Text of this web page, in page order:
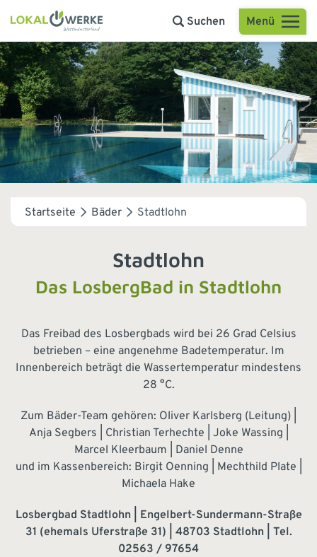
Suchen Menü
Startseite Bäder Stadtlohn
Stadtlohn
Das LosbergBad in Stadtlohn
Das Freibad des Losbergbads wird bei 26 Grad Celsius
betrieben – eine angenehme Badetemperatur. Im
Innenbereich beträgt die Wassertemperatur mindestens
28 °C.
Zum Bäder-Team gehören: Oliver Karlsberg (Leitung) |
Anja Segbers | Christian Terhechte | Joke Wassing |
Marcel Kleerbaum | Daniel Denne
und im Kassenbereich: Birgit Oenning | Mechthild Plate |
Michaela Hake
Losbergbad Stadtlohn | Engelbert-Sundermann-Straße
31 (ehemals Uferstraße 31) | 48703 Stadtlohn | Tel.
02563 / 97654